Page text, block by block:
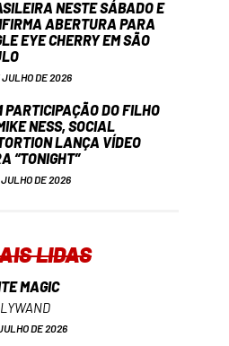
NESTE SÁBADO E
ABERTURA PARA
EYE CHERRY EM SÃO
JULHO DE 2026
PARTICIPAÇÃO DO FILHO
NESS, SOCIAL
LANÇA VÍDEO
“TONIGHT”
JULHO DE 2026
LIDAS
MAGIC
DE 2026